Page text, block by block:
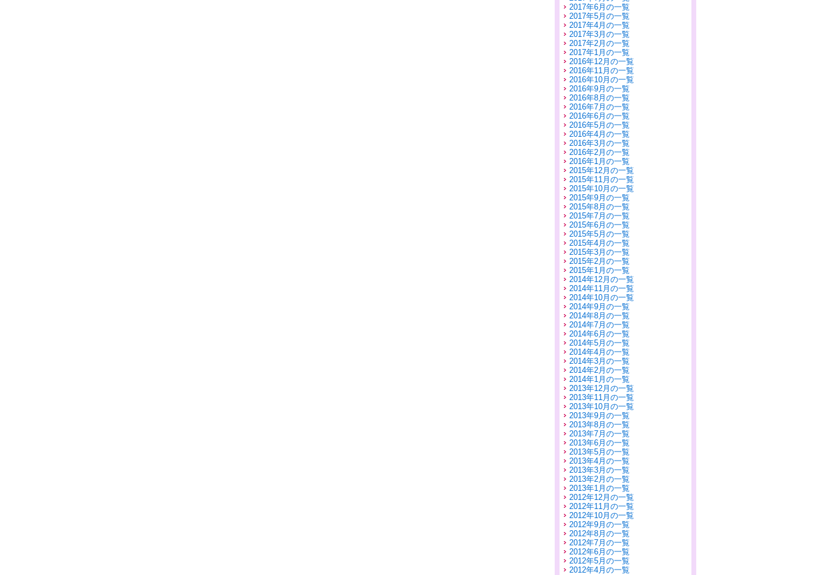
2017年6月の一覧
2017年5月の一覧
2017年4月の一覧
2017年3月の一覧
2017年2月の一覧
2017年1月の一覧
2016年12月の一覧
2016年11月の一覧
2016年10月の一覧
2016年9月の一覧
2016年8月の一覧
2016年7月の一覧
2016年6月の一覧
2016年5月の一覧
2016年4月の一覧
2016年3月の一覧
2016年2月の一覧
2016年1月の一覧
2015年12月の一覧
2015年11月の一覧
2015年10月の一覧
2015年9月の一覧
2015年8月の一覧
2015年7月の一覧
2015年6月の一覧
2015年5月の一覧
2015年4月の一覧
2015年3月の一覧
2015年2月の一覧
2015年1月の一覧
2014年12月の一覧
2014年11月の一覧
2014年10月の一覧
2014年9月の一覧
2014年8月の一覧
2014年7月の一覧
2014年6月の一覧
2014年5月の一覧
2014年4月の一覧
2014年3月の一覧
2014年2月の一覧
2014年1月の一覧
2013年12月の一覧
2013年11月の一覧
2013年10月の一覧
2013年9月の一覧
2013年8月の一覧
2013年7月の一覧
2013年6月の一覧
2013年5月の一覧
2013年4月の一覧
2013年3月の一覧
2013年2月の一覧
2013年1月の一覧
2012年12月の一覧
2012年11月の一覧
2012年10月の一覧
2012年9月の一覧
2012年8月の一覧
2012年7月の一覧
2012年6月の一覧
2012年5月の一覧
2012年4月の一覧